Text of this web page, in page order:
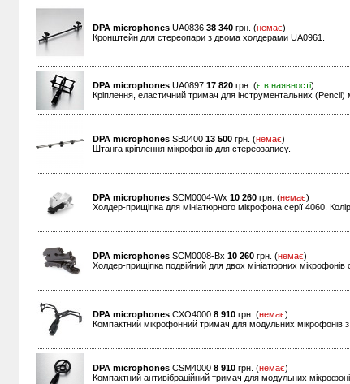
DPA microphones UA0836 38 340 грн. (немає)
Кронштейн для стереопари з двома холдерами UA0961.
DPA microphones UA0897 17 820 грн. (є в наявності)
Кріплення, еластичний тримач для інструментальних (Pencil)
DPA microphones SB0400 13 500 грн. (немає)
Штанга кріплення мікрофонів для стереозапису.
DPA microphones SCM0004-Wx 10 260 грн. (немає)
Холдер-прищіпка для мініатюрного мікрофона серії 4060.
DPA microphones SCM0008-Bx 10 260 грн. (немає)
Холдер-прищіпка подвійний для двох мініатюрних мікрофонів
DPA microphones CXO4000 8 910 грн. (немає)
Компактний мікрофонний тримач для модульних
DPA microphones CSM4000 8 910 грн. (немає)
Компактний антивібраційний тримач для модульних